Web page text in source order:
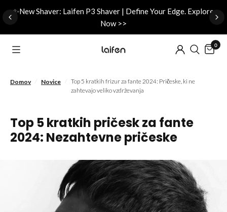
✨New Shaver: Laifen P3 Shaver | Define Your Edge. Explore
Now >>
0
Domov Novice
Top 5 kratkih frizur za fante 2024: Pričeske, ki ne
zahtevajo veliko vzdrževanja
Top 5 kratkih pričesk za fante
2024: Nezahtevne pričeske